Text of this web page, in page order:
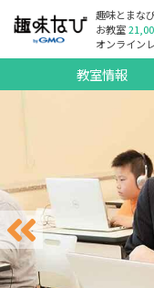
趣味とまな
お教室
オンライン
教室情報